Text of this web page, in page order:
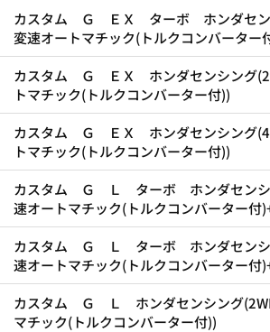
カスタム Ｇ ＥＸ ターボ ホンダセン
変速オートマチック(トルクコンバーター
カスタム Ｇ ＥＸ ホンダセンシング
トマチック(トルクコンバーター付))
カスタム Ｇ ＥＸ ホンダセンシング
トマチック(トルクコンバーター付))
カスタム Ｇ Ｌ ターボ ホンダセンシ
速オートマチック(トルクコンバーター付
カスタム Ｇ Ｌ ターボ ホンダセンシ
速オートマチック(トルクコンバーター付
カスタム Ｇ Ｌ ホンダセンシング
マチック(トルクコンバーター付))